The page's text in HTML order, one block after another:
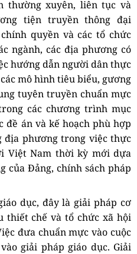
thường xuyên, liên tục và
tiện truyền thông đại
quyền và các tổ chức
ngành, các địa phương có
hướng dẫn người dân thực
mô hình tiêu biểu, gương
tuyên truyền chuẩn mực
các chương trình mục
đề án và kế hoạch phù hợp
phương trong việc thực
Việt Nam thời kỳ mới dựa
của Đảng, chính sách pháp
dục, đây là giải pháp cơ
thiết chế và tổ chức xã hội
đưa chuẩn mực vào cuộc
giải pháp giáo dục. Giải